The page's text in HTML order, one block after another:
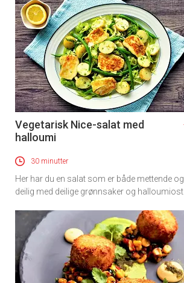
Vegetarisk Nice-salat med
halloumi
30 minutter
Her har du en salat som er både mettende og
deilig med deilige grønnsaker og halloumiost.